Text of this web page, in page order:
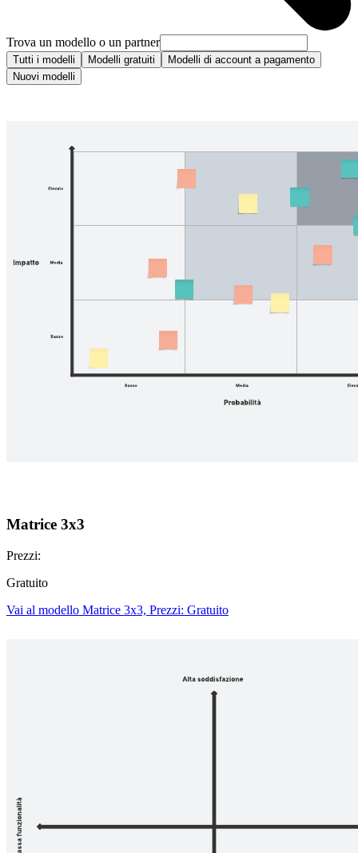
Trova un modello o un partner
Tutti i modelli Modelli gratuiti
Modelli di account a pagamento
Nuovi modelli
Matrice 3x3
Prezzi:
Gratuito
Vai al modello Matrice 3x3, Prezzi: Gratuito